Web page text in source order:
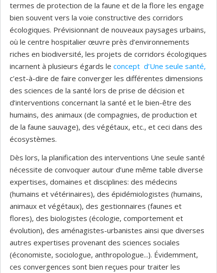
termes de protection de la faune et de la flore les engage
bien souvent vers la voie constructive des corridors
écologiques. Prévisionnant de nouveaux paysages urbains,
où le centre hospitalier œuvre près d’environnements
riches en biodiversité, les projets de corridors écologiques
incarnent à plusieurs égards le concept d’Une seule santé,
c’est-à-dire de faire converger les différentes dimensions
des sciences de la santé lors de prise de décision et
d’interventions concernant la santé et le bien-être des
humains, des animaux (de compagnies, de production et
de la faune sauvage), des végétaux, etc., et ceci dans des
écosystèmes.
Dès lors, la planification des interventions Une seule santé
nécessite de convoquer autour d’une même table diverse
expertises, domaines et disciplines: des médecins
(humains et vétérinaires), des épidémiologistes (humains,
animaux et végétaux), des gestionnaires (faunes et
flores), des biologistes (écologie, comportement et
évolution), des aménagistes-urbanistes ainsi que diverses
autres expertises provenant des sciences sociales
(économiste, sociologue, anthropologue...). Évidemment,
ces convergences sont bien reçues pour traiter les